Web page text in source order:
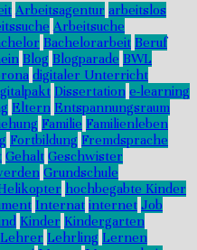
Arbeitsagentur arbeitslos
Arbeitsuche
Bachelorarbeit Beruf
Blog Blogparade BWL
digitaler Unterricht
Dissertation e-learning
Eltern Entspannungsraum
Familie Familienleben
Fortbildung Fremdsprache
Gehalt Geschwister
Grundschule
hochbegabte Kinder
Internat internet Job
Kinder Kindergarten
Lehrer Lehrling Lernen